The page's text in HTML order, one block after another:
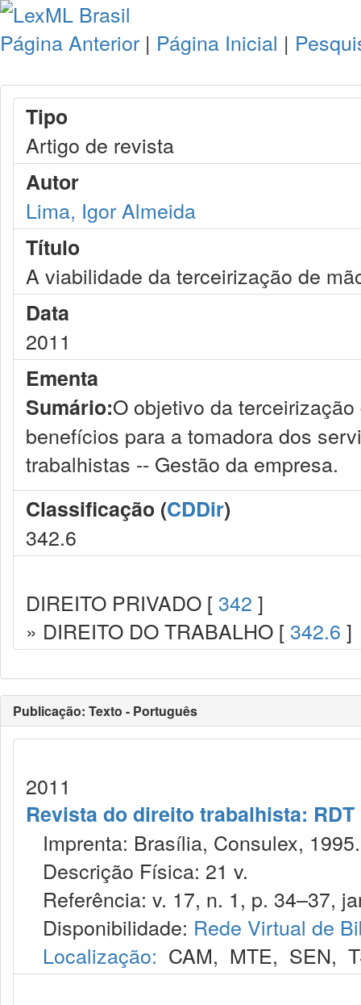
Página Anterior | Página Inicial |
Tipo
Artigo de revista
Autor
Lima, Igor Almeida
Título
A viabilidade da terceirização de
Data
2011
Ementa
Sumário:O objetivo da
benefícios para a tomadora dos
trabalhistas -- Gestão da empresa.
Classificação (CDDir)
342.6
DIREITO PRIVADO [ 342 ]
» DIREITO DO TRABALHO [ 342.6 ]
Publicação: Texto - Português
2011
Revista do direito trabalhista: RDT
Imprenta: Brasília, Consulex, 1995.
Descrição Física: 21 v.
Referência: v. 17, n. 1, p. 34–37,
Disponibilidade: Rede Virtual de
Localização: CAM, MTE, SEN,